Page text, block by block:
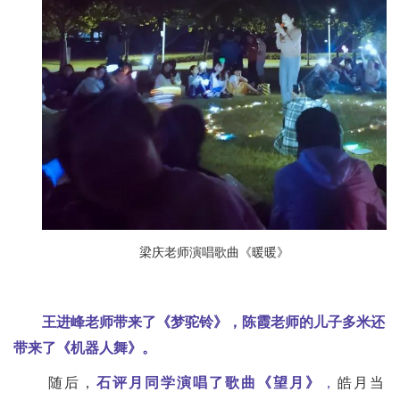
梁庆老师演唱歌曲《暖暖》
王进峰老师带来了《梦驼铃》，陈霞老师的儿子多米还
带来了《机器人舞》。
随后， 石评月同学演唱了歌曲《望月》 ， 皓月当